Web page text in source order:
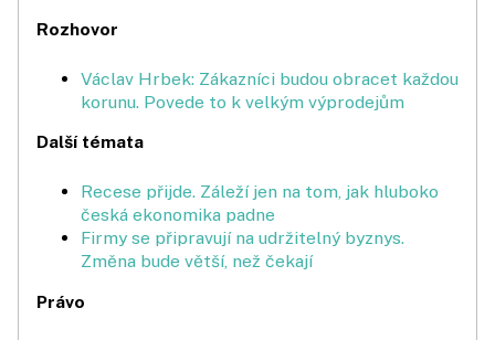
Rozhovor
Václav Hrbek: Zákazníci budou obracet každou
korunu. Povede to k velkým výprodejům
Další témata
Recese přijde. Záleží jen na tom, jak hluboko
česká ekonomika padne
Firmy se připravují na udržitelný byznys.
Změna bude větší, než čekají
Právo